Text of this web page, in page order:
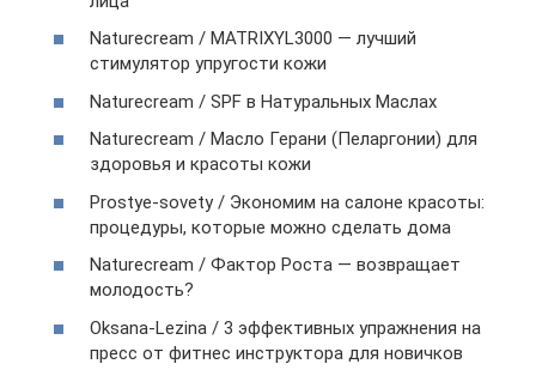
Naturecream / MATRIXYL3000 — лучший
стимулятор упругости кожи
Naturecream / SPF в Натуральных Маслах
Naturecream / Масло Герани (Пеларгонии) для
здоровья и красоты кожи
Prostye-sovety / Экономим на салоне красоты:
процедуры, которые можно сделать дома
Naturecream / Фактор Роста — возвращает
молодость?
Oksana-Lezina / 3 эффективных упражнения на
пресс от фитнес инструктора для новичков